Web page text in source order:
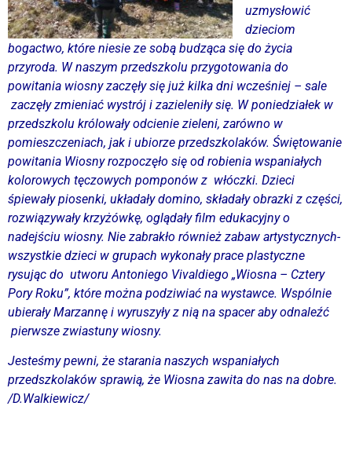
uzmysłowić
dzieciom
bogactwo, które niesie ze sobą budząca się do życia
przyroda. W naszym przedszkolu przygotowania do
powitania wiosny zaczęły się już kilka dni wcześniej – sale
zaczęły zmieniać wystrój i zazieleniły się. W poniedziałek w
przedszkolu królowały odcienie zieleni, zarówno w
pomieszczeniach, jak i ubiorze przedszkolaków. Świętowanie
powitania Wiosny rozpoczęło się od robienia wspaniałych
kolorowych tęczowych pomponów z włóczki. Dzieci
śpiewały piosenki, układały domino, składały obrazki z części,
rozwiązywały krzyżówkę, oglądały film edukacyjny o
nadejściu wiosny. Nie zabrakło również zabaw artystycznych-
wszystkie dzieci w grupach wykonały prace plastyczne
rysując do utworu Antoniego Vivaldiego „Wiosna – Cztery
Pory Roku”, które można podziwiać na wystawce. Wspólnie
ubierały Marzannę i wyruszyły z nią na spacer aby odnaleźć
pierwsze zwiastuny wiosny.
Jesteśmy pewni, że starania naszych wspaniałych
przedszkolaków sprawią, że Wiosna zawita do nas na dobre.
/D.Walkiewicz/